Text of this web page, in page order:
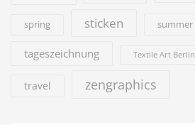
spring sticken summer
tageszeichnung Textile Art Berlin
travel zengraphics